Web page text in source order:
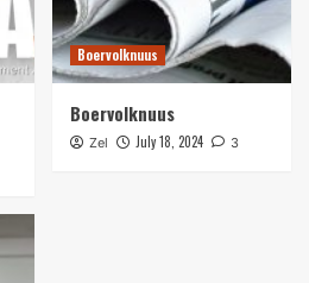
Boervolknuus
Boervolknuus
Zel July 18, 2024 3